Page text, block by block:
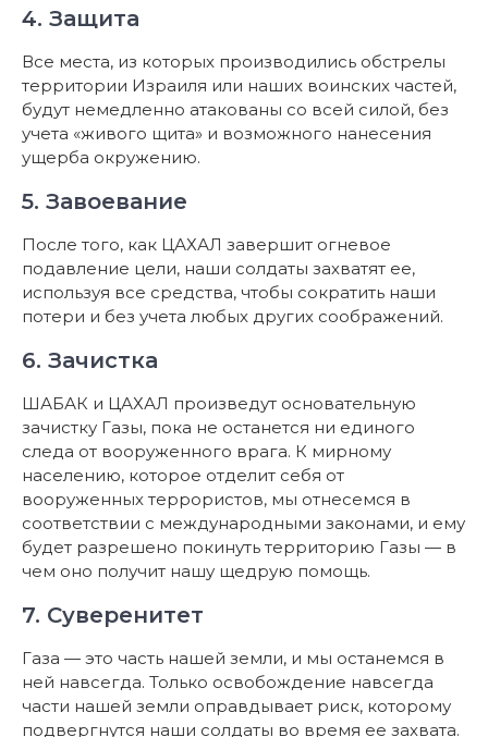
4. Защита
Все места, из которых производились обстрелы
территории Израиля или наших воинских частей,
будут немедленно атакованы со всей силой, без
учета «живого щита» и возможного нанесения
ущерба окружению.
5. Завоевание
После того, как ЦАХАЛ завершит огневое
подавление цели, наши солдаты захватят ее,
используя все средства, чтобы сократить наши
потери и без учета любых других соображений.
6. Зачистка
ШАБАК и ЦАХАЛ произведут основательную
зачистку Газы, пока не останется ни единого
следа от вооруженного врага. К мирному
населению, которое отделит себя от
вооруженных террористов, мы отнесемся в
соответствии с международными законами, и ему
будет разрешено покинуть территорию Газы — в
чем оно получит нашу щедрую помощь.
7. Суверенитет
Газа — это часть нашей земли, и мы останемся в
ней навсегда. Только освобождение навсегда
части нашей земли оправдывает риск, которому
подвергнутся наши солдаты во время ее захвата.